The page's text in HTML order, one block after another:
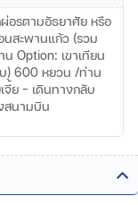
อรตามอัธยาศัย หรือ
นสะพานแก้ว (รวม
Option: เขาเทียน
บ) 600 หยวน /ท่าน
จี้ย – เดินทางกลับ
สนามบิน